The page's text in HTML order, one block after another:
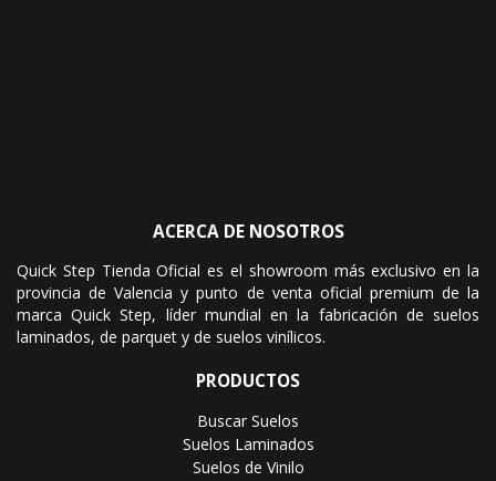
ACERCA DE NOSOTROS
Quick Step Tienda Oficial es el showroom más exclusivo en la
provincia de Valencia y punto de venta oficial premium de la
marca Quick Step, líder mundial en la fabricación de suelos
laminados, de parquet y de suelos vinílicos.
PRODUCTOS
Buscar Suelos
Suelos Laminados
Suelos de Vinilo